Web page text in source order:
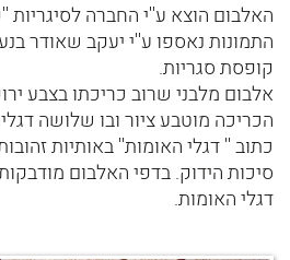
האלבום הוצא ע''י החברה
התמונות נאספו ע''י יעקב שאודר
קופסת סגריות.
אלבום מלבני שרוב כריכתו בצבע
הכריכה מוטבע ציור ובו שלושה
סיכות הידוק. בדפי האלבום
דגלי האומות.